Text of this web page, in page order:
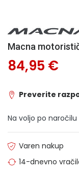
Macna
84,95 €
Preverite
Na voljo po naročilu
Varen nakup
14-dnevno